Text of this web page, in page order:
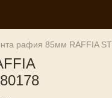
рафия 85мм RAFFIA